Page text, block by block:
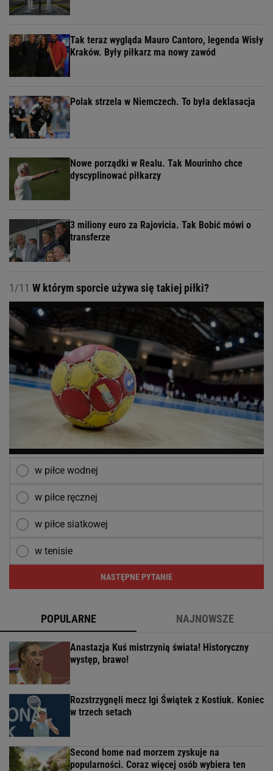
Tak teraz wygląda Mauro Cantoro, legenda Wisły
Kraków. Były piłkarz ma nowy zawód
Polak strzela w Niemczech. To była deklasacja
Nowe porządki w Realu. Tak Mourinho chce
dyscyplinować piłkarzy
3 miliony euro za Rajovicia. Tak Bobić mówi o
transferze
1/11 W którym sporcie używa się takiej piłki?
w piłce wodnej
w piłce ręcznej
w piłce siatkowej
w tenisie
NASTĘPNE PYTANIE
POPULARNE NAJNOWSZE
Anastazja Kuś mistrzynią świata! Historyczny
występ, brawo!
Rozstrzygnęli mecz Igi Świątek z Kostiuk. Koniec
w trzech setach
Second home nad morzem zyskuje na
popularności. Coraz więcej osób wybiera ten